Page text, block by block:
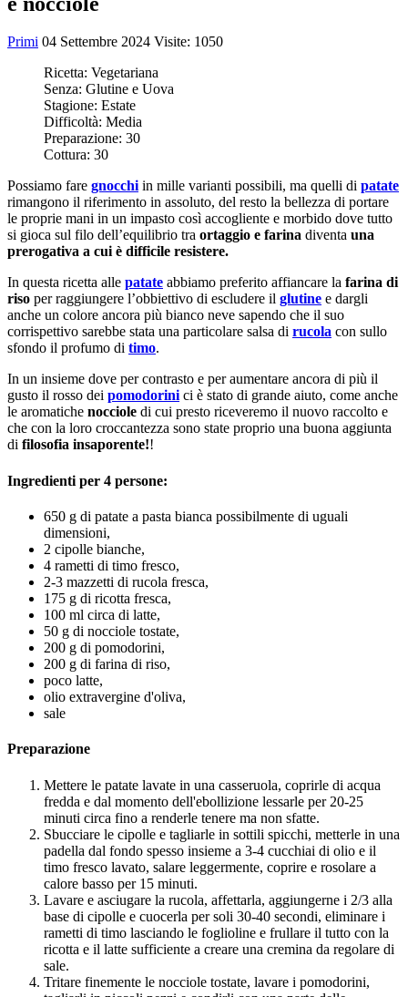
Primi 04 Settembre 2024 Visite: 1050
Ricetta: Vegetariana
Senza: Glutine e Uova
Stagione: Estate
Difficoltà: Media
Preparazione: 30
Cottura: 30
Possiamo fare gnocchiin mille varianti possibili, ma quelli di patate
rimangono il riferimento in assoluto, del resto la bellezza di portare
le proprie mani in un impasto così accogliente e morbido dove tutto
si gioca sul filo dell’equilibrio tra ortaggio e farina diventa una
prerogativa a cui è difficile resistere.
In questa ricetta alle patate abbiamo preferito affiancare la farina di
riso per raggiungere l’obbiettivo di escludere il glutine e dargli
anche un colore ancora più bianco neve sapendo che il suo
corrispettivo sarebbe stata una particolare salsa di rucola con sullo
sfondo il profumo di timo.
In un insieme dove per contrasto e per aumentare ancora di più il
gusto il rosso dei pomodorinici è stato di grande aiuto, come anche
le aromatiche nocciole di cui presto riceveremo il nuovo raccolto e
che con la loro croccantezza sono state proprio una buona aggiunta
di filosofia insaporente!!
Ingredienti per 4 persone:
650 g di patate a pasta bianca possibilmente di uguali
dimensioni,
2 cipolle bianche,
4 rametti di timo fresco,
2-3 mazzetti di rucola fresca,
175 g di ricotta fresca,
100 ml circa di latte,
50 g di nocciole tostate,
200 g di pomodorini,
200 g di farina di riso,
poco latte,
olio extravergine d'oliva,
sale
Preparazione
Mettere le patate lavate in una casseruola, coprirle di acqua
fredda e dal momento dell'ebollizione lessarle per 20-25
minuti circa fino a renderle tenere ma non sfatte.
Sbucciare le cipolle e tagliarle in sottili spicchi, metterle in una
padella dal fondo spesso insieme a 3-4 cucchiai di olio e il
timo fresco lavato, salare leggermente, coprire e rosolare a
calore basso per 15 minuti.
Lavare e asciugare la rucola, affettarla, aggiungerne i 2/3 alla
base di cipolle e cuocerla per soli 30-40 secondi, eliminare i
rametti di timo lasciando le foglioline e frullare il tutto con la
ricotta e il latte sufficiente a creare una cremina da regolare di
sale.
Tritare finemente le nocciole tostate, lavare i pomodorini,